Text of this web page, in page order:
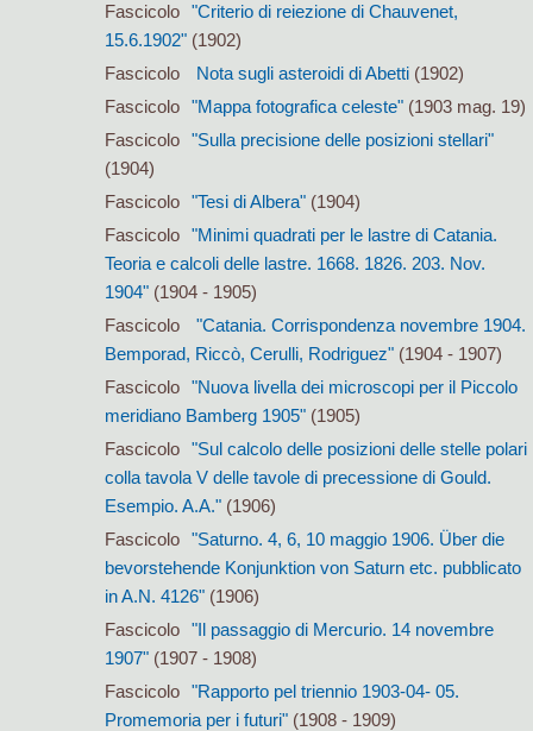
Fascicolo
"Criterio di reiezione di Chauvenet,
15.6.1902"(1902)
Fascicolo
Nota sugli asteroidi di Abetti(1902)
Fascicolo
"Mappa fotografica celeste"(1903 mag. 19)
Fascicolo
"Sulla precisione delle posizioni stellari"
(1904)
Fascicolo
"Tesi di Albera"(1904)
Fascicolo
"Minimi quadrati per le lastre di Catania.
Teoria e calcoli delle lastre. 1668. 1826. 203. Nov.
1904"(1904 - 1905)
Fascicolo
"Catania. Corrispondenza novembre 1904.
Bemporad, Riccò, Cerulli, Rodriguez"(1904 - 1907)
Fascicolo
"Nuova livella dei microscopi per il Piccolo
meridiano Bamberg 1905"(1905)
Fascicolo
"Sul calcolo delle posizioni delle stelle polari
colla tavola V delle tavole di precessione di Gould.
Esempio. A.A."(1906)
Fascicolo
"Saturno. 4, 6, 10 maggio 1906. Über die
bevorstehende Konjunktion von Saturn etc. pubblicato
in A.N. 4126"(1906)
Fascicolo
"Il passaggio di Mercurio. 14 novembre
1907"(1907 - 1908)
Fascicolo
"Rapporto pel triennio 1903-04- 05.
Promemoria per i futuri"(1908 - 1909)